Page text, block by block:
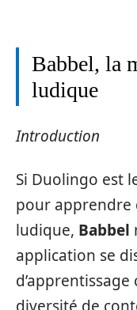
Babbel, la
ludique
Introduction
Si Duolingo est
pour apprendre
ludique, Babbel
application se